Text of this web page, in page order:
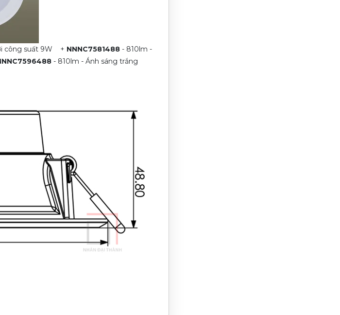
công suất 9W + NNNC7581488- 810lm -
- 810lm - Ánh sáng trắng